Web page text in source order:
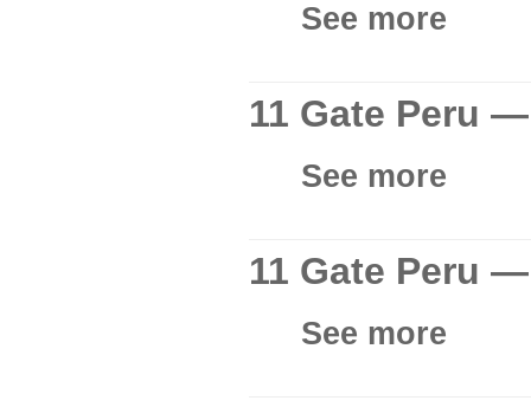
See more
11 Gate Peru
See more
11 Gate Peru
See more